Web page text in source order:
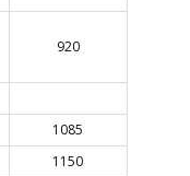
920
1085
1150